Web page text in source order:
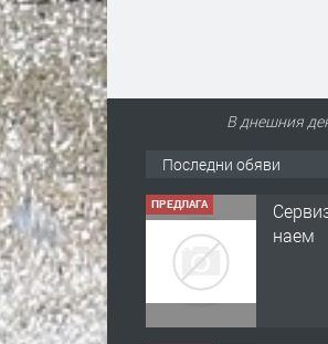
В днешния
Последни обяви
ПРЕДЛАГА
наем